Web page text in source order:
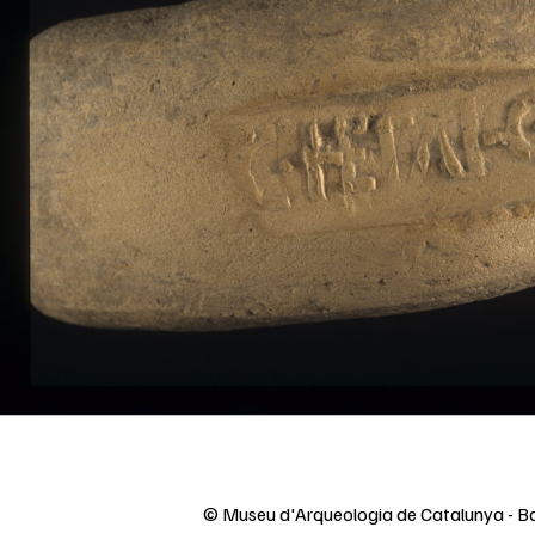
© Museu d'Arqueologia de Catalunya -